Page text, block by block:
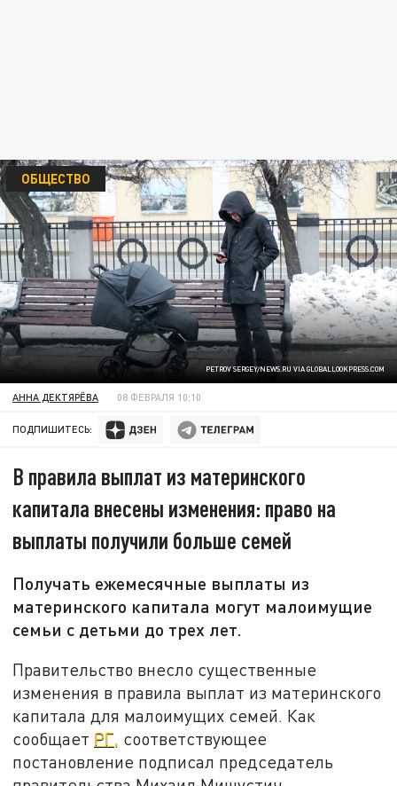
PETROV SERGEY/NEWS.RU VIA GLOBALLOOKPRESS.COM
ОБЩЕСТВО
АННА ДЕКТЯРЁВА 08 ФЕВРАЛЯ 10:10
ПОДПИШИТЕСЬ:
В правила выплат из материнского
капитала внесены изменения: право на
выплаты получили больше семей
Получать ежемесячные выплаты из
материнского капитала могут малоимущие
семьи с детьми до трех лет.
Правительство внесло существенные
изменения в правила выплат из материнского
капитала для малоимущих семей. Как
сообщает РГ, соответствующее
постановление подписал председатель